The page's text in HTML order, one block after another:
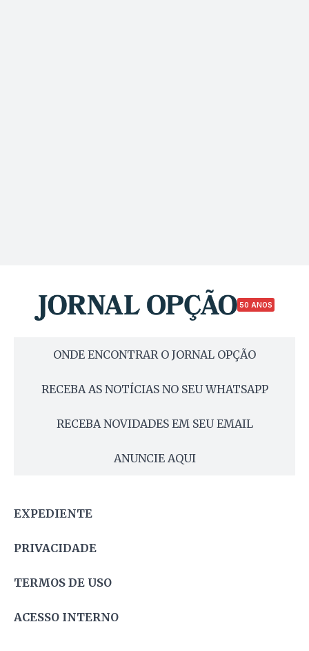
50 ANOS
ONDE ENCONTRAR O JORNAL OPÇÃO
RECEBA AS NOTÍCIAS NO SEU WHATSAPP
RECEBA NOVIDADES EM SEU EMAIL
ANUNCIE AQUI
EXPEDIENTE
PRIVACIDADE
TERMOS DE USO
ACESSO INTERNO